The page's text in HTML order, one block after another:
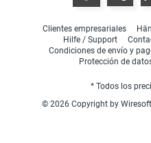
Clientes empresariales
Hilfe / Support
Condiciones de envío y
Protección de
* Todos los
© 2026 Copyright by